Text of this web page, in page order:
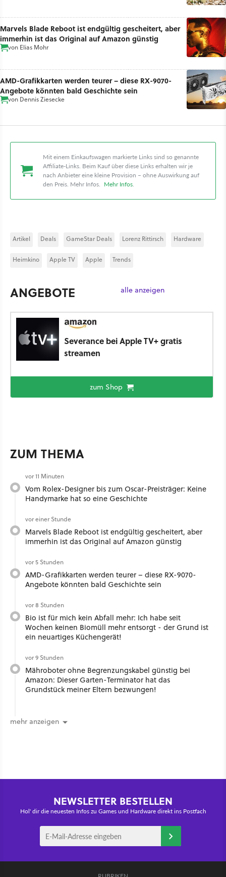
Marvels Blade Reboot ist endgültig gescheitert, aber
immerhin ist das Original auf Amazon günstig
von Elias Mohr
AMD-Grafikkarten werden teurer – diese RX-9070-
Angebote könnten bald Geschichte sein
von Dennis Ziesecke
Mit einem Einkaufswagen markierte Links sind so genannte
Affiliate-Links. Beim Kauf über diese Links erhalten wir je
nach Anbieter eine kleine Provision – ohne Auswirkung auf
den Preis. Mehr Infos. Mehr Infos.
Artikel Deals GameStar Deals Lorenz Rittirsch Hardware
Heimkino Apple TV Apple Trends
ANGEBOTE alle anzeigen
Severance bei Apple TV+ gratis
streamen
zum Shop
ZUM THEMA
vor 11 Minuten
Vom Rolex-Designer bis zum Oscar-Preisträger: Keine
Handymarke hat so eine Geschichte
vor einer Stunde
Marvels Blade Reboot ist endgültig gescheitert, aber
immerhin ist das Original auf Amazon günstig
vor 5 Stunden
AMD-Grafikkarten werden teurer – diese RX-9070-
Angebote könnten bald Geschichte sein
vor 8 Stunden
Bio ist für mich kein Abfall mehr: Ich habe seit
Wochen keinen Biomüll mehr entsorgt - der Grund ist
ein neuartiges Küchengerät!
vor 9 Stunden
Mähroboter ohne Begrenzungskabel günstig bei
Amazon: Dieser Garten-Terminator hat das
Grundstück meiner Eltern bezwungen!
mehr anzeigen
NEWSLETTER BESTELLEN
Hol' dir die neuesten Infos zu Games und Hardware direkt ins Postfach